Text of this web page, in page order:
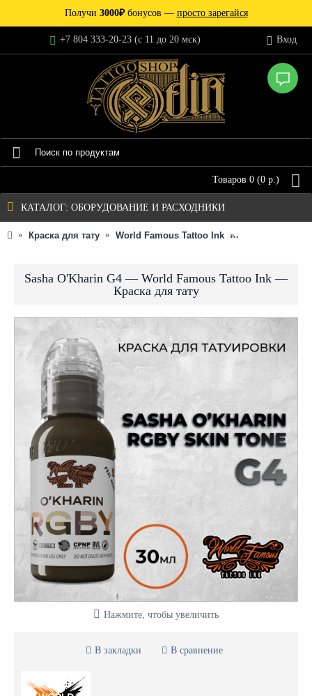
Получи 3000₽бонусов — просто зарегайся
+7 804 333-20-23 (c 11 до 20 мск) Вход
Товаров 0 (0 р.)
КАТАЛОГ: ОБОРУДОВАНИЕ И РАСХОДНИКИ
Краска для тату World Famous Tattoo Ink
Sasha O'Kharin G4 — World Famous Tattoo Ink —
Краска для тату
Нажмите, чтобы увеличить
В закладки В сравнение